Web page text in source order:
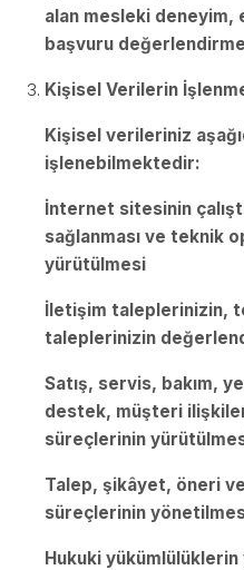
alan mesleki
başvuru
Kişisel Verilerin
Kişisel verileriniz
işlenebilmektedir:
İnternet sitesinin
sağlanması ve teknik
yürütülmesi
İletişim taleplerinizin,
taleplerinizin
Satış, servis, bakım,
destek, müşteri
süreçlerinin
Talep, şikâyet, öneri
süreçlerinin
Hukuki